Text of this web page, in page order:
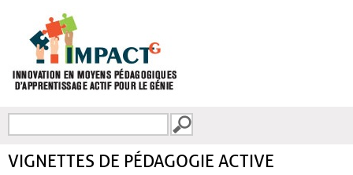
FORMULAIRE DE
VIGNETTES DE PÉDAGOGIE ACTIVE